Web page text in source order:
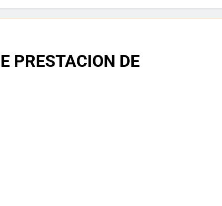
o ataques electorales? La verdad sobre nuestra
juego – Entrega II De la política al campus: el salto vacío de
reflexiones sobre coherencia y unidad institucional
del Atlántico necesita continuidad
PRESTACION DE